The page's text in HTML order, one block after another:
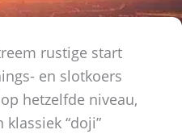
rustige start
en slotkoers
hetzelfde niveau,
“doji”